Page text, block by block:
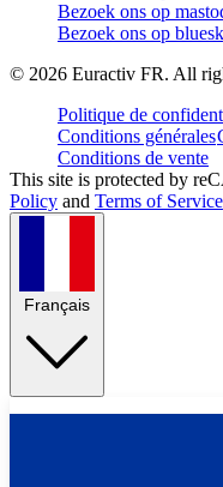
Bezoek ons op
Bezoek ons op
© 2026 Euractiv FR. All
Politique de
Conditions générales
Conditions de vente
This site is protected by
Policy and Terms of Service
Français